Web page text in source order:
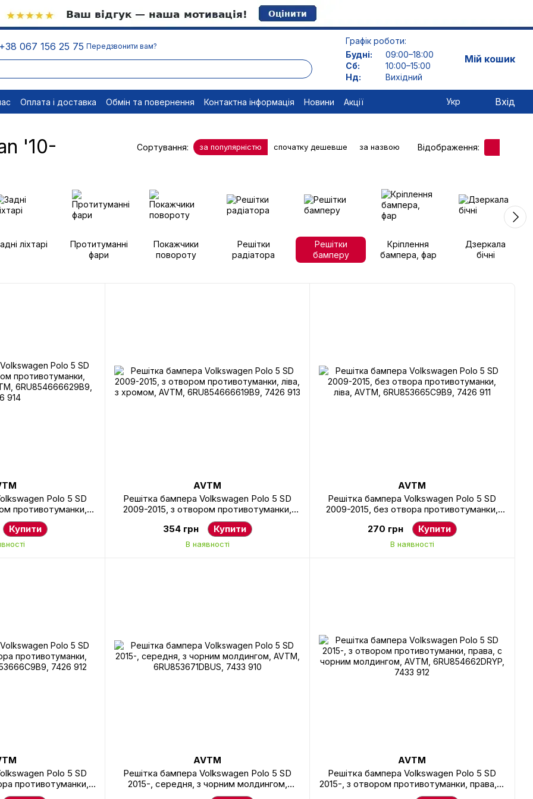
067 156 25 75 Передзвонити вам?
Графік роботи:
Будні:
09:00–18:00
Сб:
10:00–15:00
Нд:
Вихідний
Мій кошик
Оплата і доставка Обмін та повернення Контактна інформація Новини
Акції
Відписатися
Укр Вхід
'10- Сортування: за популярністю спочатку дешевше за назвою Відображення:
ліхтарі
Протитуманні
фари
Покажчики
повороту
Решітки
радіатора
Решітки
бамперу
Кріплення
бампера, фар
Дзеркала
бічні
Polo 5 SD
противотуманки,
6RU854666629B9,
914
Купити
AVTM
Решітка бампера Volkswagen Polo 5 SD
2009-2015, з отвором противотуманки,
ліва, з хромом, AVTM, 6RU854666619B9,
7426 913
354 грн Купити
В наявності
AVTM
Решітка бампера Volkswagen Polo 5 SD
2009-2015, без отвора противотуманки,
ліва, AVTM, 6RU853665C9B9, 7426 911
270 грн Купити
В наявності
Polo 5 SD
противотуманки,
7426 912
AVTM
Решітка бампера Volkswagen Polo 5 SD
2015-, середня, з чорним молдингом,
AVTM, 6RU853671DBUS, 7433 910
AVTM
Решітка бампера Volkswagen Polo 5 SD
2015-, з отвором противотуманки, права, c
чорним молдингом, AVTM,